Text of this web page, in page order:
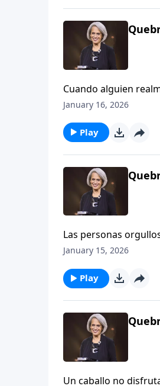
Cuando alguien
demás. Al contrario,
January 16, 2026
Play
Las personas
reputación, al
morir a su yo. Nancy
January 15, 2026
Play
Un caballo no